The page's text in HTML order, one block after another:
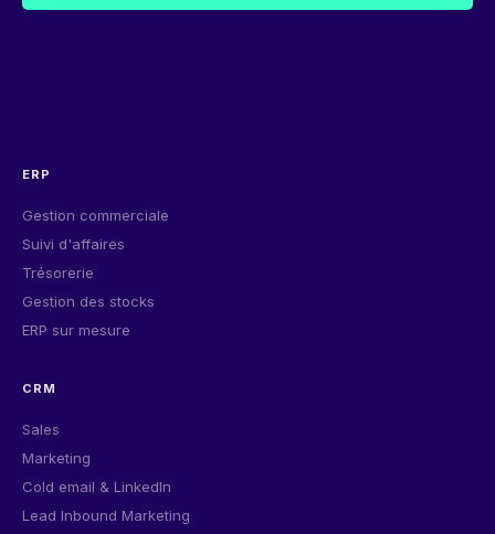
ERP
Gestion commerciale
Suivi d'affaires
Trésorerie
Gestion des stocks
ERP sur mesure
CRM
Sales
Marketing
Cold email & LinkedIn
Lead Inbound Marketing